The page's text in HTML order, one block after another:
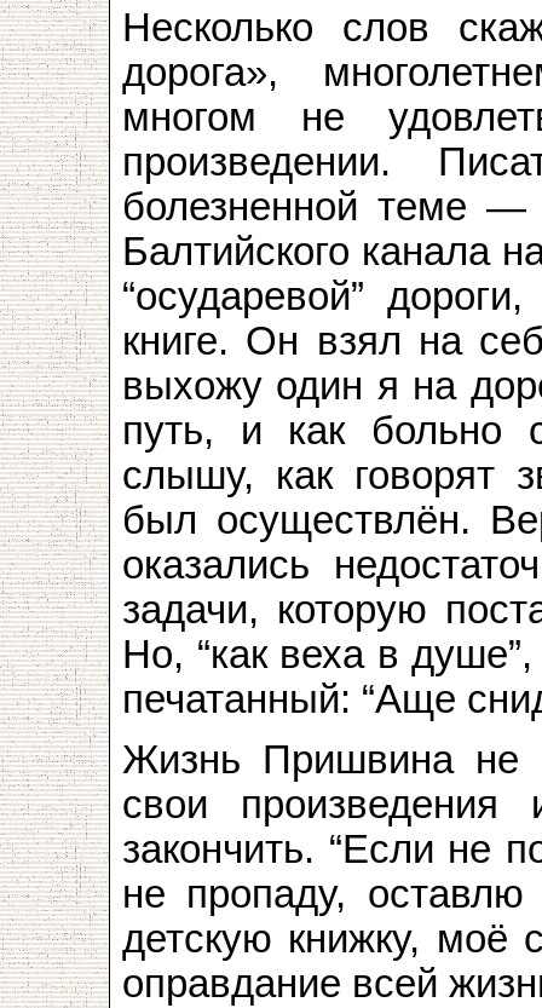
Несколько слов
дорога»,
многом не
произведении.
болезненной теме —
Балтийского канала
“осударевой”
книге. Он взял на
выхожу один я на
путь, и как больно
слышу, как говорят
был осуществлён.
оказались
задачи, которую
Но, “как веха в
печатанный: “Аще
Жизнь Пришвина не
свои
закончить. “Если не
не пропаду,
детскую книжку,
оправдание всей